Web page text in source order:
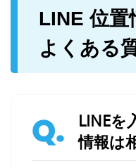
LINE 位置
よくある
Q.
LINEを
情報は